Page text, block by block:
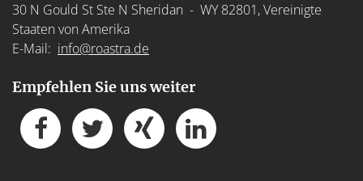
30 N Gould St Ste N Sheridan - WY 82801, Vereinigte
Staaten von Amerika
E-Mail: info@roastra.de
Empfehlen Sie uns weiter